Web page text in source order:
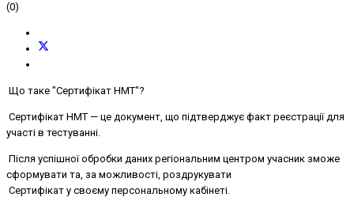
(0)
Що таке "Сертифікат НМТ"?
Сертифікат НМТ — це документ, що підтверджує факт реєстрації для
участі в тестуванні.
Після успішної обробки даних регіональним центром учасник зможе
сформувати та, за можливості, роздрукувати
Сертифікат у своєму персональному кабінеті.